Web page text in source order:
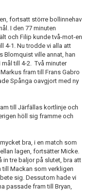
fortsatt större bollinnehav
I den 77 minuten
och Filip kunde två-mot-en
4-1. Nu trodde vi alla att
Blomquist ville annat, han
till 4-2. Två minuter
fram till Frans Gabro
Spånga oavgjort med ny
till Järfällas kortlinje och
höll sig framme och
bra, i en match som
lagen, fortsätter Micke.
in tre baljor på slutet, bra att
till Mackan som verkligen
sig. Dessutom hade vi
passade fram till Bryan,